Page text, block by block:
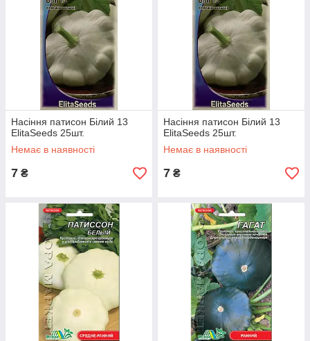
Насіння патисон Білий 13
ElitaSeeds 25шт.
Немає в наявності
7 ₴
Насіння патисон Білий 13
ElitaSeeds 25шт.
Немає в наявності
7 ₴